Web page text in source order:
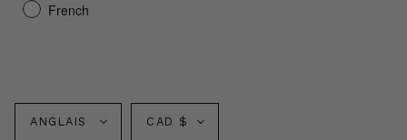
French
Langue
ANGLAIS Monnaie
CAD $